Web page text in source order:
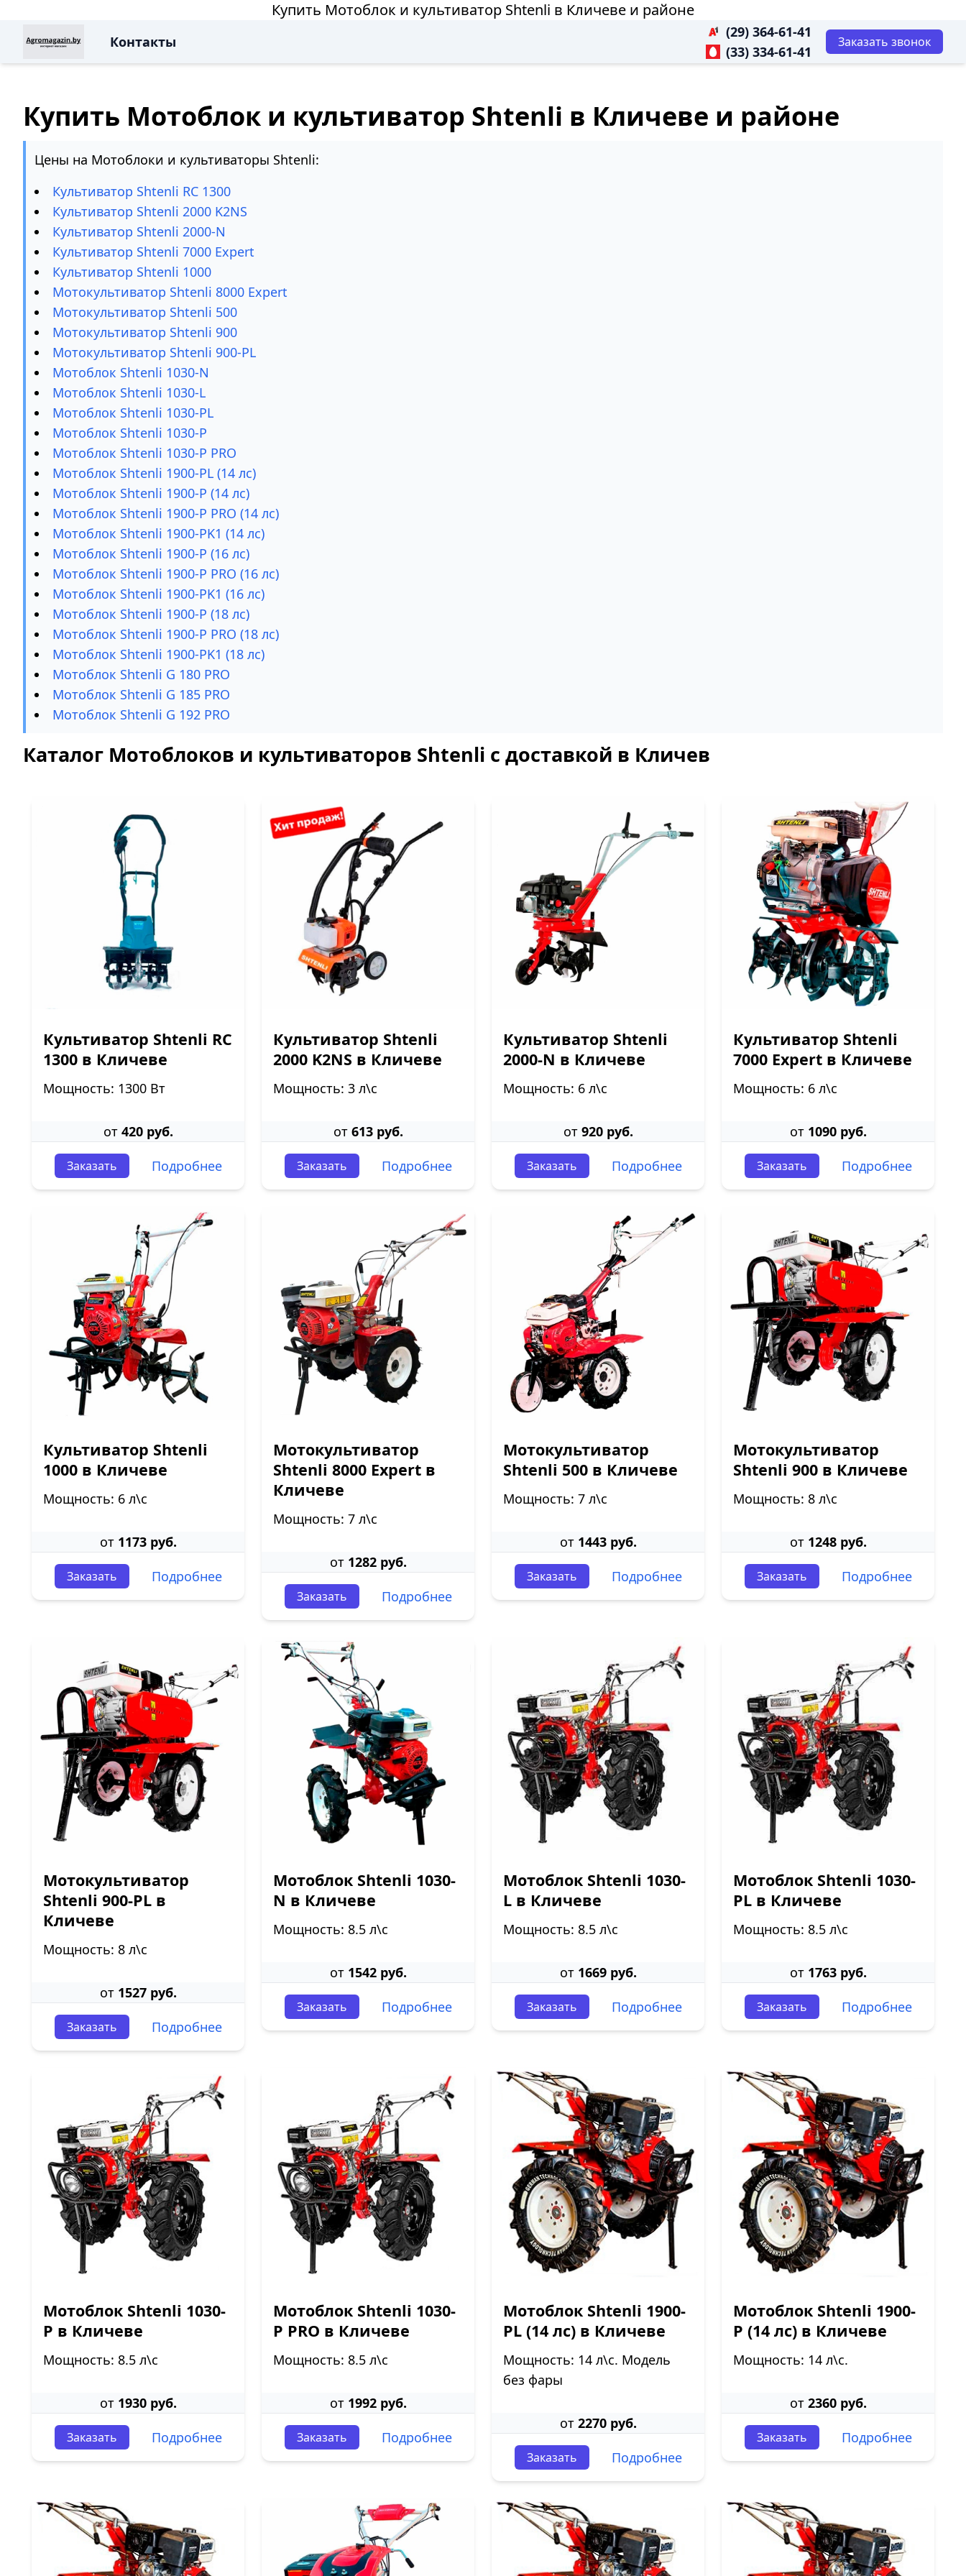
Купить Мотоблок и культиватор Shtenli в Кличеве и районе
Контакты
(29) 364-61-41
(33) 334-61-41
Заказать звонок
Купить Мотоблок и культиватор Shtenli в Кличеве и районе
Цены на Мотоблоки и культиваторы Shtenli:
Культиватор Shtenli RC 1300
Культиватор Shtenli 2000 K2NS
Культиватор Shtenli 2000-N
Культиватор Shtenli 7000 Expert
Культиватор Shtenli 1000
Мотокультиватор Shtenli 8000 Expert
Мотокультиватор Shtenli 500
Мотокультиватор Shtenli 900
Мотокультиватор Shtenli 900-PL
Мотоблок Shtenli 1030-N
Мотоблок Shtenli 1030-L
Мотоблок Shtenli 1030-PL
Мотоблок Shtenli 1030-P
Мотоблок Shtenli 1030-P PRO
Мотоблок Shtenli 1900-PL (14 лс)
Мотоблок Shtenli 1900-P (14 лс)
Мотоблок Shtenli 1900-P PRO (14 лс)
Мотоблок Shtenli 1900-PK1 (14 лс)
Мотоблок Shtenli 1900-P (16 лс)
Мотоблок Shtenli 1900-P PRO (16 лс)
Мотоблок Shtenli 1900-PK1 (16 лс)
Мотоблок Shtenli 1900-P (18 лс)
Мотоблок Shtenli 1900-P PRO (18 лс)
Мотоблок Shtenli 1900-PK1 (18 лс)
Мотоблок Shtenli G 180 PRO
Мотоблок Shtenli G 185 PRO
Мотоблок Shtenli G 192 PRO
Каталог Мотоблоков и культиваторов Shtenli с доставкой в Кличев
Культиватор Shtenli RC
1300 в Кличеве
Мощность: 1300 Вт
от 420 руб.
Заказать Подробнее
Культиватор Shtenli
2000 K2NS в Кличеве
Мощность: 3 л\с
от 613 руб.
Заказать Подробнее
Культиватор Shtenli
2000-N в Кличеве
Мощность: 6 л\с
от 920 руб.
Заказать Подробнее
Культиватор Shtenli
7000 Expert в Кличеве
Мощность: 6 л\с
от 1090 руб.
Заказать Подробнее
Культиватор Shtenli
1000 в Кличеве
Мощность: 6 л\с
от 1173 руб.
Заказать Подробнее
Мотокультиватор
Shtenli 8000 Expert в
Кличеве
Мощность: 7 л\с
от 1282 руб.
Заказать Подробнее
Мотокультиватор
Shtenli 500 в Кличеве
Мощность: 7 л\с
от 1443 руб.
Заказать Подробнее
Мотокультиватор
Shtenli 900 в Кличеве
Мощность: 8 л\с
от 1248 руб.
Заказать Подробнее
Мотокультиватор
Shtenli 900-PL в
Кличеве
Мощность: 8 л\с
от 1527 руб.
Заказать Подробнее
Мотоблок Shtenli 1030-
N в Кличеве
Мощность: 8.5 л\с
от 1542 руб.
Заказать Подробнее
Мотоблок Shtenli 1030-
L в Кличеве
Мощность: 8.5 л\с
от 1669 руб.
Заказать Подробнее
Мотоблок Shtenli 1030-
PL в Кличеве
Мощность: 8.5 л\с
от 1763 руб.
Заказать Подробнее
Мотоблок Shtenli 1030-
P в Кличеве
Мощность: 8.5 л\с
от 1930 руб.
Заказать Подробнее
Мотоблок Shtenli 1030-
P PRO в Кличеве
Мощность: 8.5 л\с
от 1992 руб.
Заказать Подробнее
Мотоблок Shtenli 1900-
PL (14 лс) в Кличеве
Мощность: 14 л\с. Модель
без фары
от 2270 руб.
Заказать Подробнее
Мотоблок Shtenli 1900-
P (14 лс) в Кличеве
Мощность: 14 л\с.
от 2360 руб.
Заказать Подробнее